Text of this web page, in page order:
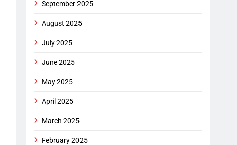
September 2025
August 2025
July 2025
June 2025
May 2025
April 2025
March 2025
February 2025